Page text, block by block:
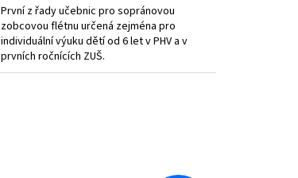
První z řady učebnic pro sopránovou
zobcovou flétnu určená zejména pro
individuální výuku dětí od 6 let v PHV a v
prvních ročnících ZUŠ.